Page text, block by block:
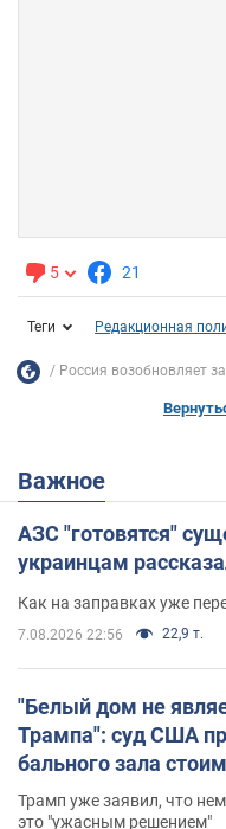
5 21
Теги Редакционная
Россия возобновляет
Важное
АЗС "готовятся"
украинцам
Как на заправках уже
7.08.2026 22:56 22,9 т.
"Белый дом не
Трампа": суд США
бального зала
Трамп уже заявил, что
это "ужасным решением"